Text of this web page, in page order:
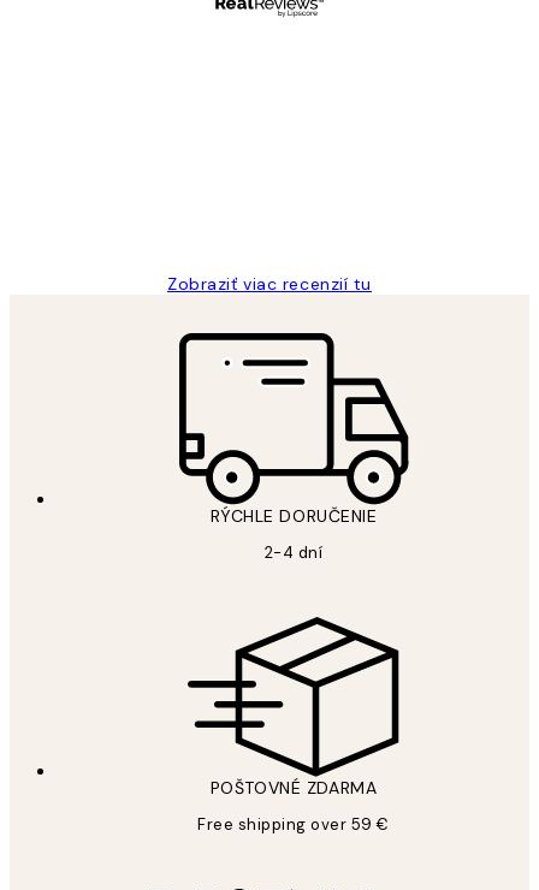
Zobraziť viac recenzií tu
RÝCHLE DORUČENIE
2-4 dní
POŠTOVNÉ ZDARMA
Free shipping over 59 €